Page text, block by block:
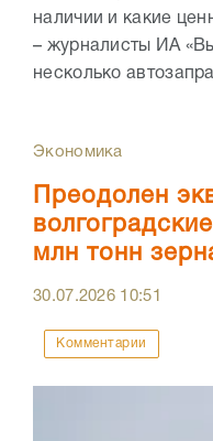
наличии и какие
– журналисты ИА
несколько
Экономика
Преодолен
млн тонн
30.07.2026 10:51
Комментарии